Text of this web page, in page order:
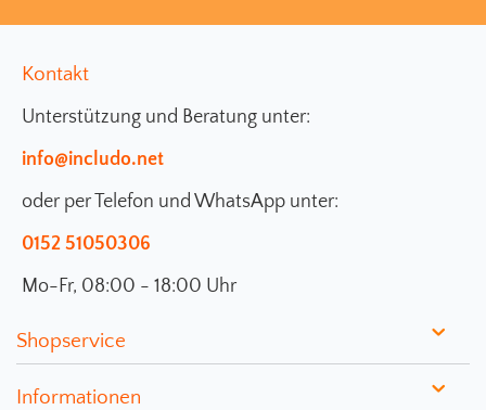
Kontakt
Unterstützung und Beratung unter:
info@includo.net
oder per Telefon und WhatsApp unter:
0152 51050306
Mo-Fr, 08:00 - 18:00 Uhr
Shopservice
Informationen